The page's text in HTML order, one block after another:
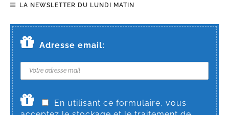
LA NEWSLETTER DU LUNDI MATIN
Adresse email:
En utilisant ce formulaire, vous